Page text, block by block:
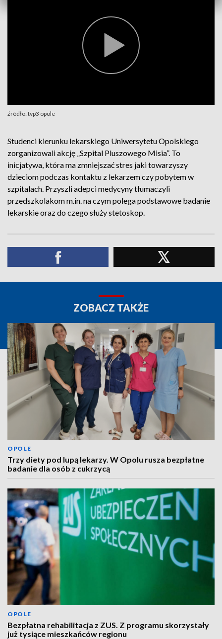
źródło: tvp3 opole
Studenci kierunku lekarskiego Uniwersytetu Opolskiego
zorganizowali akcję „Szpital Pluszowego Misia”. To
inicjatywa, która ma zmniejszać stres jaki towarzyszy
dzieciom podczas kontaktu z lekarzem czy pobytem w
szpitalach. Przyszli adepci medycyny tłumaczyli
przedszkolakom m.in. na czym polega podstawowe badanie
lekarskie oraz do czego służy stetoskop.
ZOBACZ TAKŻE
OPOLE
Trzy diety pod lupą lekarzy. W Opolu rusza bezpłatne
badanie dla osób z cukrzycą
OPOLE
Bezpłatna rehabilitacja z ZUS. Z programu skorzystały
już tysiące mieszkańców regionu